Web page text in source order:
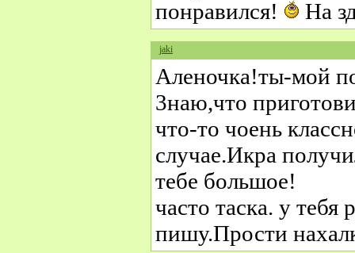
понравился!
На
jaki
Аленочка!ты-мой
3наю,что
что-то чоень
случае.Икра
тебе большое!
часто таска. у тебя
пишу.Прости